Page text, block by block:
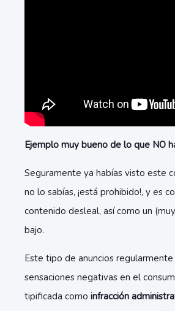
Ejemplo muy bueno de lo que NO
Seguramente ya habías visto este
no lo sabías, ¡está prohibido!, y es
contenido desleal, así como un
bajo.
Este tipo de anuncios
sensaciones negativas en el
tipificada como infracción